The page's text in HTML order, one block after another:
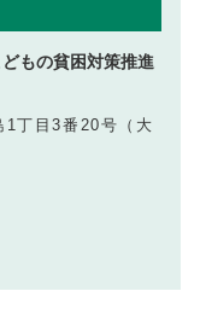
もの貧困対策推進
丁目3番20号（大